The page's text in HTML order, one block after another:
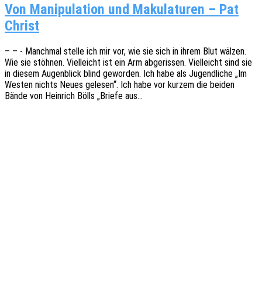
Von Manipulation und Makulaturen – Pat
Christ
– – - Manch­mal stelle ich mir vor, wie sie sich in ihrem Blut wälzen.
Wie sie stöh­nen. Viel­leicht ist ein Arm abge­ris­sen. Viel­leicht sind sie
in diesem Augen­blick blind gewor­den. Ich habe als Jugend­li­che „Im
Westen nichts Neues gele­sen“. Ich habe vor kurzem die beiden
Bände von Hein­rich Bölls „Briefe aus…